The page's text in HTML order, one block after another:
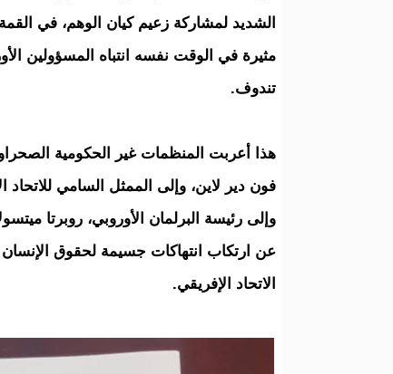
مثيرة في الوقت نفسه انتباه المسؤولين
تندوف.
هذا أعربت المنظمات غير الحكومية
فون دير لاين، وإلى الممثل السامي للاتحاد
وإلى رئيسة البرلمان الأوروبي، روبرتا
عن ارتكاب انتهاكات جسيمة لحقوق الإنسان
الاتحاد الإفريقي.